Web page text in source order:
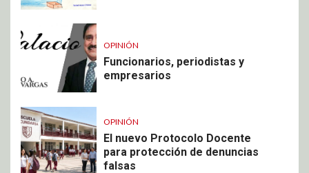
OPINIÓN
Funcionarios, periodistas y
empresarios
OPINIÓN
El nuevo Protocolo Docente
para protección de denuncias
falsas